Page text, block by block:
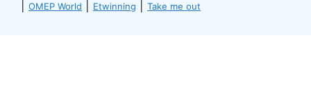
OMEP World Etwinning Take me out